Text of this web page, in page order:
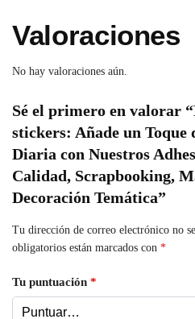
Valoraciones
No hay valoraciones aún.
Sé el primero en valorar
stickers: Añade un Toque
Diaria con Nuestros
Calidad, Scrapbooking,
Decoración Temática”
Tu dirección de correo electrónico no
obligatorios están marcados con *
Tu puntuación *